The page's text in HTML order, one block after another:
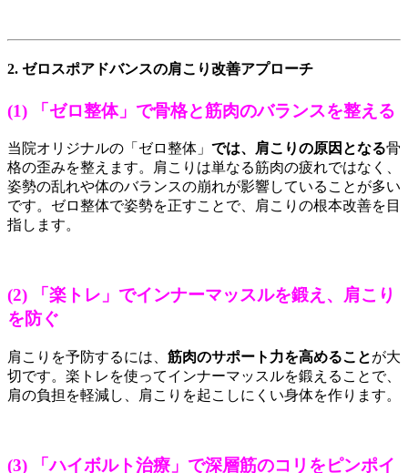
2. ゼロスポアドバンスの肩こり改善アプローチ
(1) 「ゼロ整体」で骨格と筋肉のバランスを整える
当院オリジナルの「ゼロ整体」 では、肩こりの原因となる骨
格の歪みを整えます。肩こりは単なる筋肉の疲れではなく、
姿勢の乱れや体のバランスの崩れが影響していることが多い
です。ゼロ整体で姿勢を正すことで、肩こりの根本改善を目
指します。
(2) 「楽トレ」でインナーマッスルを鍛え、肩こり
を防ぐ
肩こりを予防するには、 筋肉のサポート力を高めることが大
切です。楽トレを使ってインナーマッスルを鍛えることで、
肩の負担を軽減し、肩こりを起こしにくい身体を作ります。
(3) 「ハイボルト治療」で深層筋のコリをピンポイ